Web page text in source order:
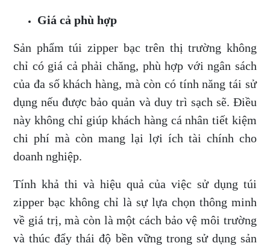
Giá cả phù hợp
Sản phẩm túi zipper bạc trên thị trường không
chỉ có giá cả phải chăng, phù hợp với ngân sách
của đa số khách hàng, mà còn có tính năng tái sử
dụng nếu được bảo quản và duy trì sạch sẽ. Điều
này không chỉ giúp khách hàng cá nhân tiết kiệm
chi phí mà còn mang lại lợi ích tài chính cho
doanh nghiệp.
Tính khả thi và hiệu quả của việc sử dụng túi
zipper bạc không chỉ là sự lựa chọn thông minh
về giá trị, mà còn là một cách bảo vệ môi trường
và thúc đẩy thái độ bền vững trong sử dụng sản